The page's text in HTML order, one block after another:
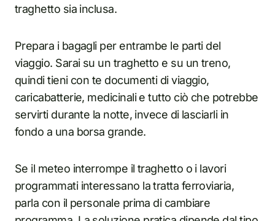
traghetto sia inclusa.
Prepara i bagagli per entrambe le parti del
viaggio. Sarai su un traghetto e su un treno,
quindi tieni con te documenti di viaggio,
caricabatterie, medicinali e tutto ciò che potrebbe
servirti durante la notte, invece di lasciarli in
fondo a una borsa grande.
Se il meteo interrompe il traghetto o i lavori
programmati interessano la tratta ferroviaria,
parla con il personale prima di cambiare